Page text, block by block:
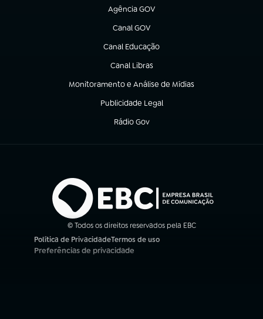
Agência GOV
(abre em nova aba)
Canal GOV
(abre em nova aba)
Canal Educação
(abre em nova aba)
Canal Libras
(abre em nova aba)
Monitoramento e Análise de Mídias
(abre em nova aba)
Publicidade Legal
(abre em nova aba)
Rádio Gov
(abre em nova aba)
© Todos os direitos reservados pela EBC
Política de Privacidade
(abre em nova aba)
Termos de uso
(abre em nova aba)
Preferências de privacidade